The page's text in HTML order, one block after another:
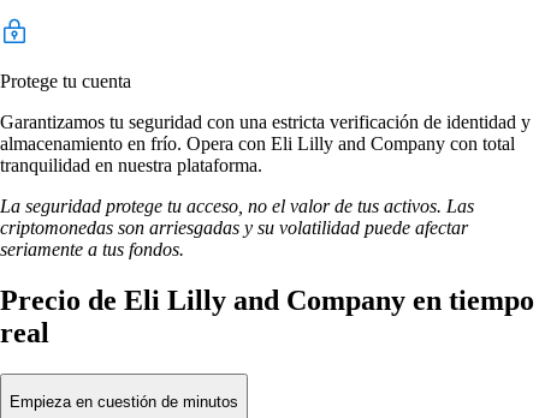
Protege tu cuenta
Garantizamos tu seguridad con una estricta verificación de identidad y
almacenamiento en frío. Opera con Eli Lilly and Company con total
tranquilidad en nuestra plataforma.
La seguridad protege tu acceso, no el valor de tus activos. Las
criptomonedas son arriesgadas y su volatilidad puede afectar
seriamente a tus fondos.
Precio de Eli Lilly and Company en tiempo
real
Empieza en cuestión de minutos